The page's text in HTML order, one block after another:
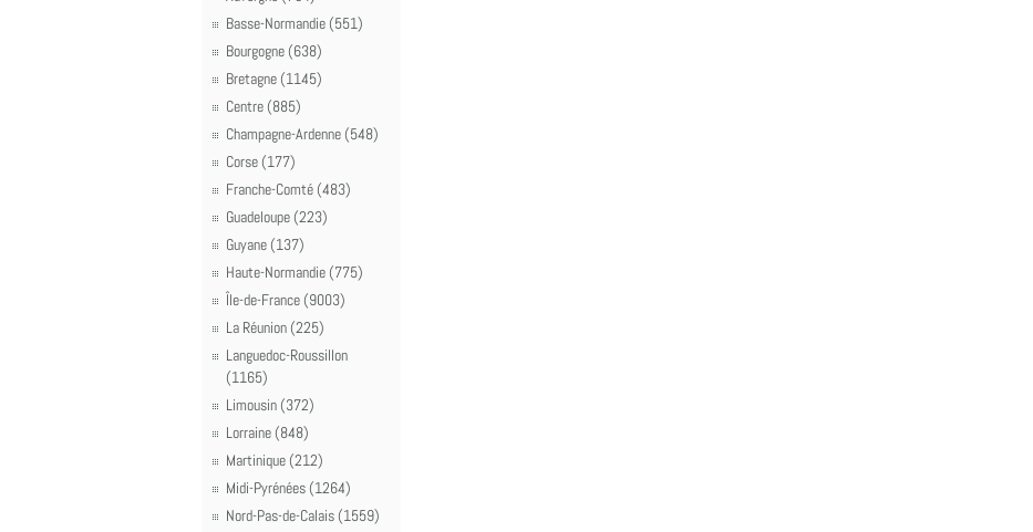
Basse-Normandie (551)
Bourgogne (638)
Bretagne (1145)
Centre (885)
Champagne-Ardenne (548)
Corse (177)
Franche-Comté (483)
Guadeloupe (223)
Guyane (137)
Haute-Normandie (775)
Île-de-France (9003)
La Réunion (225)
Languedoc-Roussillon
(1165)
Limousin (372)
Lorraine (848)
Martinique (212)
Midi-Pyrénées (1264)
Nord-Pas-de-Calais (1559)